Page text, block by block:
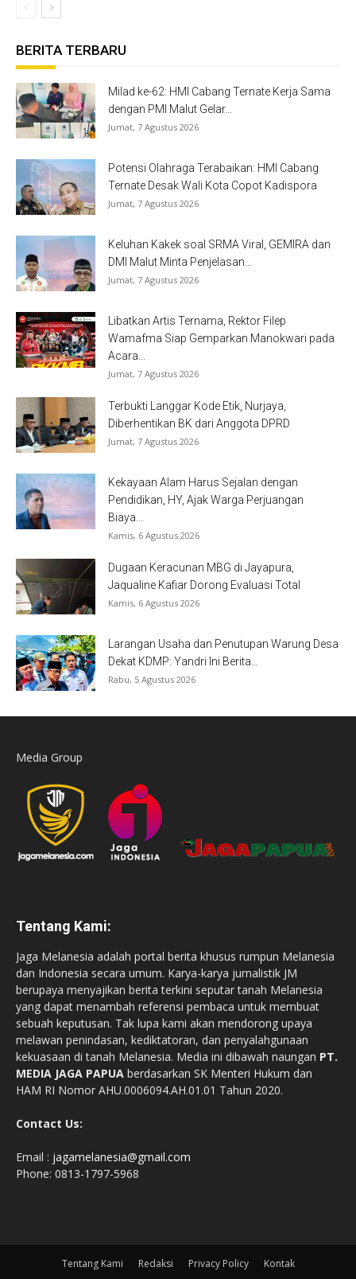
BERITA TERBARU
Milad ke-62: HMI Cabang Ternate Kerja Sama
dengan PMI Malut Gelar...
Jumat, 7 Agustus 2026
Potensi Olahraga Terabaikan: HMI Cabang
Ternate Desak Wali Kota Copot Kadispora
Jumat, 7 Agustus 2026
Keluhan Kakek soal SRMA Viral, GEMIRA dan
DMI Malut Minta Penjelasan...
Jumat, 7 Agustus 2026
Libatkan Artis Ternama, Rektor Filep
Wamafma Siap Gemparkan Manokwari pada
Acara...
Jumat, 7 Agustus 2026
Terbukti Langgar Kode Etik, Nurjaya,
Diberhentikan BK dari Anggota DPRD
Jumat, 7 Agustus 2026
Kekayaan Alam Harus Sejalan dengan
Pendidikan, HY, Ajak Warga Perjuangan
Biaya...
Kamis, 6 Agustus 2026
Dugaan Keracunan MBG di Jayapura,
Jaqualine Kafiar Dorong Evaluasi Total
Kamis, 6 Agustus 2026
Larangan Usaha dan Penutupan Warung Desa
Dekat KDMP: Yandri Ini Berita...
Rabu, 5 Agustus 2026
Media Group
Tentang Kami:
Jaga Melanesia adalah portal berita khusus rumpun Melanesia
dan Indonesia secara umum. Karya-karya jurnalistik JM
berupaya menyajikan berita terkini seputar tanah Melanesia
yang dapat menambah referensi pembaca untuk membuat
sebuah keputusan. Tak lupa kami akan mendorong upaya
melawan penindasan, kediktatoran, dan penyalahgunaan
kekuasaan di tanah Melanesia. Media ini dibawah naungan PT.
MEDIA JAGA PAPUA berdasarkan SK Menteri Hukum dan
HAM RI Nomor AHU.0006094.AH.01.01 Tahun 2020.
Contact Us:
Email : jagamelanesia@gmail.com
Phone: 0813-1797-5968
Tentang Kami Redaksi Privacy Policy Kontak